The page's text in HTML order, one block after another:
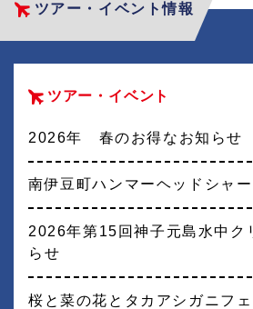
ツアー・イベント情報
ツアー・イベント
2026年 春のお得なお知らせ
南伊豆町ハンマーヘッドシャ
2026年第15回神子元島水中ク
らせ
桜と菜の花とタカアシガニフ